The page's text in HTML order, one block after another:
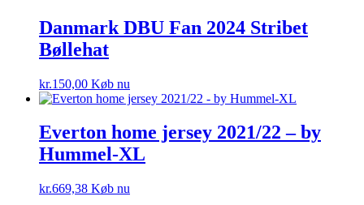
var:
kr.675,00.
er:
kr.669,38.
Danmark DBU Fan 2024 Stribet
Bøllehat
kr.150,00 Køb nu
Everton home jersey 2021/22 – by
Hummel-XL
kr.669,38 Køb nu